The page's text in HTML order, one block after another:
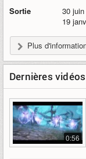
Sortie 30
19
Plus
Dernières vidéos
0:56